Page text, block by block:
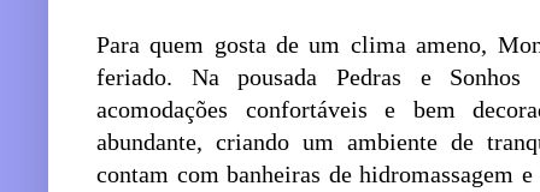
Para quem gosta de um clima ameno,
feriado. Na pousada Pedras e Sonhos
acomodações confortáveis e bem
abundante, criando um ambiente de
contam com banheiras de hidromassagem